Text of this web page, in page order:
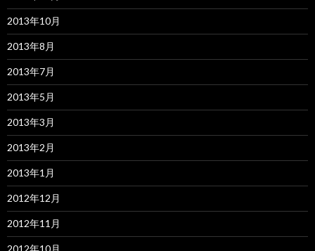
2013年10月
2013年8月
2013年7月
2013年5月
2013年3月
2013年2月
2013年1月
2012年12月
2012年11月